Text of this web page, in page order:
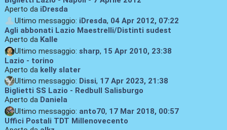
Aperto da iDresda
Ultimo messaggio: iDresda, 04 Apr 2012, 07:22
Agli abbonati Lazio Maestrelli/Distinti sudest
Aperto da Kalle
Ultimo messaggio: sharp, 15 Apr 2010, 23:38
Lazio - torino
Aperto da kelly slater
Ultimo messaggio: Dissi, 17 Apr 2023, 21:38
Biglietti SS Lazio - Redbull Salisburgo
Aperto da Daniela
Ultimo messaggio: anto70, 17 Mar 2018, 00:57
Uffici Postali TDT Millenovecento